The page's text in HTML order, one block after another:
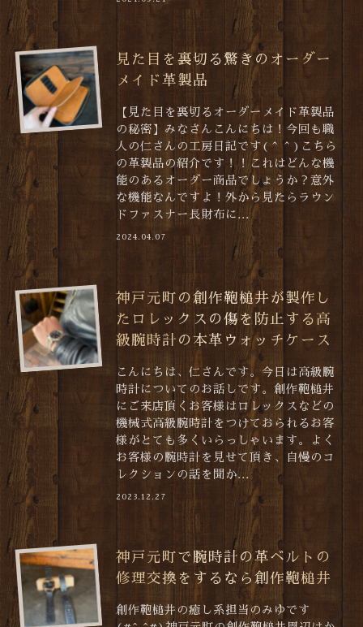
見た目を裏切る驚きのオーダー
メイド革製品
【見た目を裏切るオーダーメイド革製品
の秘密】みなさんこんにちは！今回も職
人の仁さんの工房日記です(＾＾)こちら
の革製品の紹介です！！これはどんな機
能のあるオーダー商品でしょうか？意外
な機能なんですよ！外から見たらラウン
ドファスナー長財布に...
2024.04.07
神戸元町の創作鞄槌井が製作し
たロレックスの傷を防止する高
級腕時計の本革ウォッチケース
こんにちは、仁さんです。今日は高級腕
時計についてのお話しです。創作鞄槌井
にご来店頂くお客様はロレックスなどの
機械式高級腕時計をつけておられるお客
様がとても多くいらっしゃいます。よく
お客様の腕時計を見せて頂き、自慢のコ
レクションの話を聞か...
2023.12.27
神戸元町で腕時計の革ベルトの
修理交換をするなら創作鞄槌井
創作鞄槌井の癒し系担当のみゆです